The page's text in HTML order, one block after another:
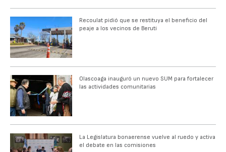
Recoulat pidió que se restituya el beneficio del
peaje a los vecinos de Beruti
Olascoaga inauguró un nuevo SUM para fortalecer
las actividades comunitarias
La Legislatura bonaerense vuelve al ruedo y activa
el debate en las comisiones